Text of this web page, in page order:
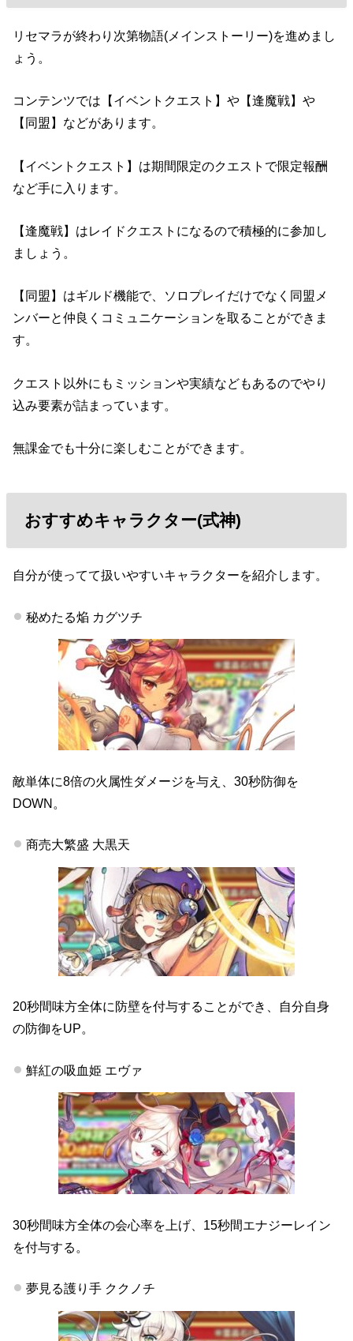
リセマラが終わり次第物語(メインストーリー)を進めまし
ょう。
コンテンツでは【イベントクエスト】や【逢魔戦】や
【同盟】などがあります。
【イベントクエスト】は期間限定のクエストで限定報酬
など手に入ります。
【逢魔戦】はレイドクエストになるので積極的に参加し
ましょう。
【同盟】はギルド機能で、ソロプレイだけでなく同盟メ
ンバーと仲良くコミュニケーションを取ることができま
す。
クエスト以外にもミッションや実績などもあるのでやり
込み要素が詰まっています。
無課金でも十分に楽しむことができます。
おすすめキャラクター(式神)
自分が使ってて扱いやすいキャラクターを紹介します。
秘めたる焔 カグツチ
敵単体に8倍の火属性ダメージを与え、30秒防御を
DOWN。
商売大繁盛 大黒天
20秒間味方全体に防壁を付与することができ、自分自身
の防御をUP。
鮮紅の吸血姫 エヴァ
30秒間味方全体の会心率を上げ、15秒間エナジーレイン
を付与する。
夢見る護り手 ククノチ